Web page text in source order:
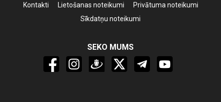
Kontakti Lietošanas noteikumi
Privātuma noteikumi
Sīkdatņu noteikumi
SEKO MUMS